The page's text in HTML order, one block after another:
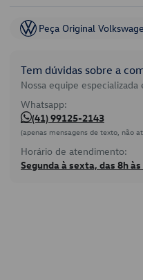
Peça Original
Tem dúvidas sobre a
Nossa equipe
Whatsapp:
(41) 99125-2143
(apenas mensagens de texto, não
Horário de atendimento:
Segunda à sexta, das 8h às